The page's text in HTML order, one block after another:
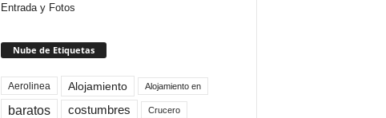
Entrada y Fotos
Nube de Etiquetas
Aerolinea Alojamiento Alojamiento en
baratos costumbres Crucero